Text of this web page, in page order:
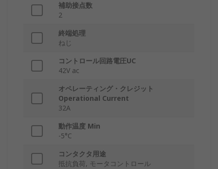
補助接点数
2
終端処理
ねじ
コントロール回路電圧UC
42V ac
オペレーティング・クレジット
Operational Current
32A
動作温度 Min
-5°C
コンタクタ用途
抵抗負荷, モータコントロール